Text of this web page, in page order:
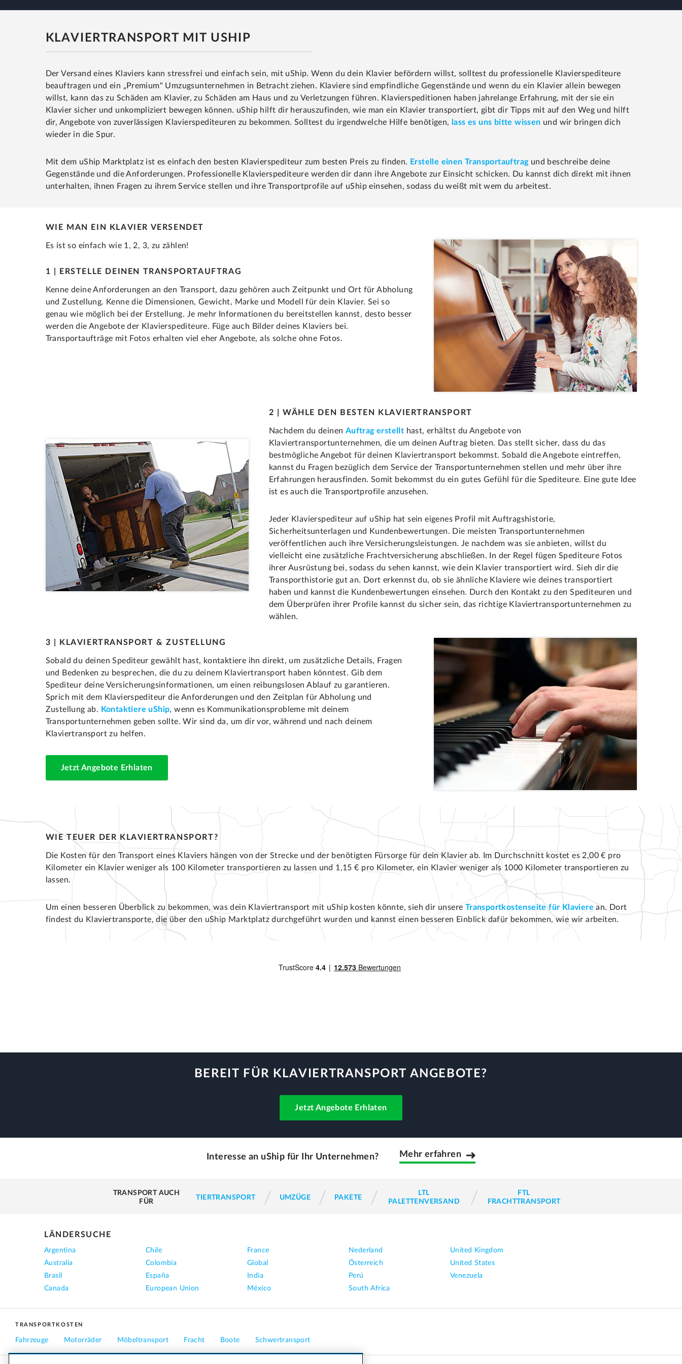
KLAVIERTRANSPORT MIT USHIP
Der Versand eines Klaviers kann stressfrei und einfach sein, mit uShip. Wenn du dein Klavier befördern willst, solltest du professionelle Klavierspediteure
beauftragen und ein „Premium" Umzugsunternehmen in Betracht ziehen. Klaviere sind empfindliche Gegenstände und wenn du ein Klavier allein bewegen
willst, kann das zu Schäden am Klavier, zu Schäden am Haus und zu Verletzungen führen. Klavierspeditionen haben jahrelange Erfahrung, mit der sie ein
Klavier sicher und unkompliziert bewegen können. uShip hilft dir herauszufinden, wie man ein Klavier transportiert, gibt dir Tipps mit auf den Weg und hilft
dir, Angebote von zuverlässigen Klavierspediteuren zu bekommen. Solltest du irgendwelche Hilfe benötigen,
lass es uns bitte wissen und wir bringen dich
wieder in die Spur.
Mit dem uShip Marktplatz ist es einfach den besten Klavierspediteur zum besten Preis zu finden. Erstelle einen Transportauftragund beschreibe deine
Gegenstände und die Anforderungen. Professionelle Klavierspediteure werden dir dann ihre Angebote zur Einsicht schicken. Du kannst dich direkt mit ihnen
unterhalten, ihnen Fragen zu ihrem Service stellen und ihre Transportprofile auf uShip einsehen, sodass du weißt mit wem du arbeitest.
WIE MAN EIN KLAVIER VERSENDET
Es ist so einfach wie 1, 2, 3, zu zählen!
1 | ERSTELLE DEINEN TRANSPORTAUFTRAG
Kenne deine Anforderungen an den Transport, dazu gehören auch Zeitpunkt und Ort für Abholung
und Zustellung. Kenne die Dimensionen, Gewicht, Marke und Modell für dein Klavier. Sei so
genau wie möglich bei der Erstellung. Je mehr Informationen du bereitstellen kannst, desto besser
werden die Angebote der Klavierspediteure. Füge auch Bilder deines Klaviers bei.
Transportaufträge mit Fotos erhalten viel eher Angebote, als solche ohne Fotos.
2 | WÄHLE DEN BESTEN KLAVIERTRANSPORT
Nachdem du deinen Auftrag erstellt hast, erhältst du Angebote von
Klaviertransportunternehmen, die um deinen Auftrag bieten. Das stellt sicher, dass du das
bestmögliche Angebot für deinen Klaviertransport bekommst. Sobald die Angebote eintreffen,
kannst du Fragen bezüglich dem Service der Transportunternehmen stellen und mehr über ihre
Erfahrungen herausfinden. Somit bekommst du ein gutes Gefühl für die Spediteure. Eine gute Idee
ist es auch die Transportprofile anzusehen.
Jeder Klavierspediteur auf uShip hat sein eigenes Profil mit Auftragshistorie,
Sicherheitsunterlagen und Kundenbewertungen. Die meisten Transportunternehmen
veröffentlichen auch ihre Versicherungsleistungen. Je nachdem was sie anbieten, willst du
vielleicht eine zusätzliche Frachtversicherung abschließen. In der Regel fügen Spediteure Fotos
ihrer Ausrüstung bei, sodass du sehen kannst, wie dein Klavier transportiert wird. Sieh dir die
Transporthistorie gut an. Dort erkennst du, ob sie ähnliche Klaviere wie deines transportiert
haben und kannst die Kundenbewertungen einsehen. Durch den Kontakt zu den Spediteuren und
dem Überprüfen ihrer Profile kannst du sicher sein, das richtige Klaviertransportunternehmen zu
wählen.
3 | KLAVIERTRANSPORT & ZUSTELLUNG
Sobald du deinen Spediteur gewählt hast, kontaktiere ihn direkt, um zusätzliche Details, Fragen
und Bedenken zu besprechen, die du zu deinem Klaviertransport haben könntest. Gib dem
Spediteur deine Versicherungsinformationen, um einen reibungslosen Ablauf zu garantieren.
Sprich mit dem Klavierspediteur die Anforderungen und den Zeitplan für Abholung und
Zustellung ab. Kontaktiere uShip, wenn es Kommunikationsprobleme mit deinem
Transportunternehmen geben sollte. Wir sind da, um dir vor, während und nach deinem
Klaviertransport zu helfen.
Jetzt Angebote Erhlaten
WIE TEUER DER KLAVIERTRANSPORT?
Die Kosten für den Transport eines Klaviers hängen von der Strecke und der benötigten Fürsorge für dein Klavier ab. Im Durchschnitt kostet es 2,00 € pro
Kilometer ein Klavier weniger als 100 Kilometer transportieren zu lassen und 1,15 € pro Kilometer, ein Klavier weniger als 1000 Kilometer transportieren zu
lassen.
Um einen besseren Überblick zu bekommen, was dein Klaviertransport mit uShip kosten könnte, sieh dir unsere Transportkostenseite für Klaviere an. Dort
findest du Klaviertransporte, die über den uShip Marktplatz durchgeführt wurden und kannst einen besseren Einblick dafür bekommen, wie wir arbeiten.
BEREIT FÜR KLAVIERTRANSPORT ANGEBOTE?
Jetzt Angebote Erhlaten
Interesse an uShip für Ihr Unternehmen? Mehr erfahren
TRANSPORT AUCH
FÜR
TIERTRANSPORT UMZÜGE PAKETE
LTL
PALETTENVERSAND
FTL
FRACHTTRANSPORT
LÄNDERSUCHE
Argentina
Australia
Brasil
Canada
Chile
Colombia
España
European Union
France
Global
India
México
Nederland
Österreich
Perú
South Africa
United Kingdom
United States
Venezuela
TRANSPORTKOSTEN
Fahrzeuge Motorräder Möbeltransport Fracht Boote Schwertransport